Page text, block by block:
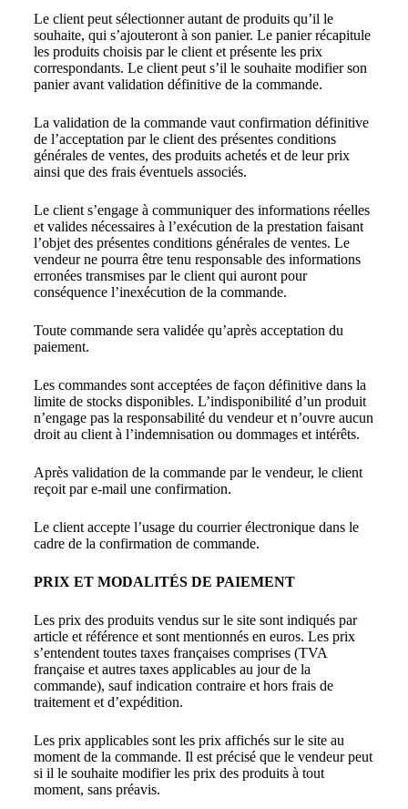
Le client peut sélectionner autant de produits qu’il le
souhaite, qui s’ajouteront à son panier. Le panier récapitule
les produits choisis par le client et présente les prix
correspondants. Le client peut s’il le souhaite modifier son
panier avant validation définitive de la commande.
La validation de la commande vaut confirmation définitive
de l’acceptation par le client des présentes conditions
générales de ventes, des produits achetés et de leur prix
ainsi que des frais éventuels associés.
Le client s’engage à communiquer des informations réelles
et valides nécessaires à l’exécution de la prestation faisant
l’objet des présentes conditions générales de ventes. Le
vendeur ne pourra être tenu responsable des informations
erronées transmises par le client qui auront pour
conséquence l’inexécution de la commande.
Toute commande sera validée qu’après acceptation du
paiement.
Les commandes sont acceptées de façon définitive dans la
limite de stocks disponibles. L’indisponibilité d’un produit
n’engage pas la responsabilité du vendeur et n’ouvre aucun
droit au client à l’indemnisation ou dommages et intérêts.
Après validation de la commande par le vendeur, le client
reçoit par e-mail une confirmation.
Le client accepte l’usage du courrier électronique dans le
cadre de la confirmation de commande.
PRIX ET MODALITÉS DE PAIEMENT
Les prix des produits vendus sur le site sont indiqués par
article et référence et sont mentionnés en euros. Les prix
s’entendent toutes taxes françaises comprises (TVA
française et autres taxes applicables au jour de la
commande), sauf indication contraire et hors frais de
traitement et d’expédition.
Les prix applicables sont les prix affichés sur le site au
moment de la commande. Il est précisé que le vendeur peut
si il le souhaite modifier les prix des produits à tout
moment, sans préavis.